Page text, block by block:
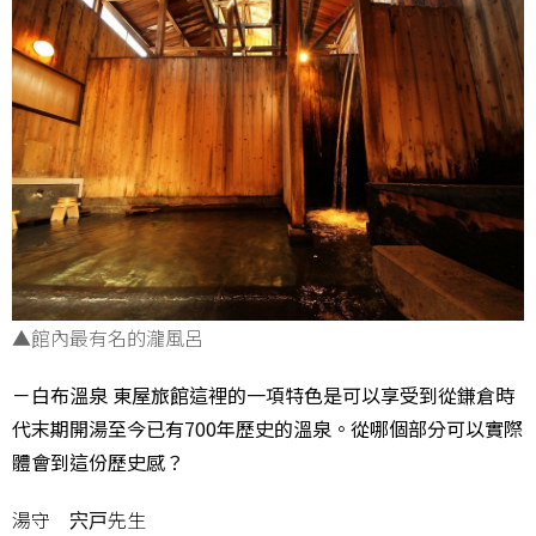
▲館內最有名的瀧風呂
－白布溫泉 東屋旅館這裡的一項特色是可以享受到從鎌倉時
代末期開湯至今已有700年歷史的溫泉。從哪個部分可以實際
體會到這份歷史感？
湯守 宍戸先生